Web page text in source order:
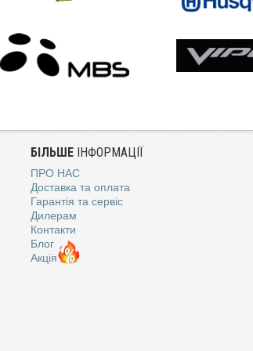
БІЛЬШЕ ІНФОРМАЦІЇ
ПРО НАС
Доставка та оплата
Гарантія та сервіс
Дилерам
Контакти
Блог
Акція